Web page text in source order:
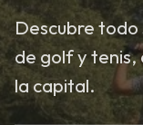
Descubre todo
de golf y tenis,
la capital.